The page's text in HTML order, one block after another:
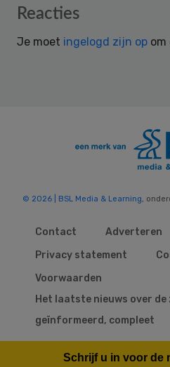
Reader
Reacties
Je moet ingelogd zijn op om
© 2026 | BSL Media & Learning,
Contact
Adverteren
Privacy statement
Voorwaarden
Het laatste nieuws over de
geïnformeerd, compleet
Schrijf u in voor de